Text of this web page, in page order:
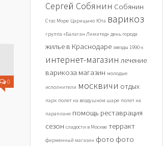
0
Сергей Собянин Собянин
Стас Море Царицыно Юта варикоз
группа «Балаган Лимитед» день города
жилье в Краснодаре звезды 1990-х
интернет-магазин лечение
варикоза магазин молодые
исполнители москвичи отдых
парк полет на воздушном шаре полет на
параплане помощь реставрация
сезон сладости в Москве терракт
фирменный магазин фото фото